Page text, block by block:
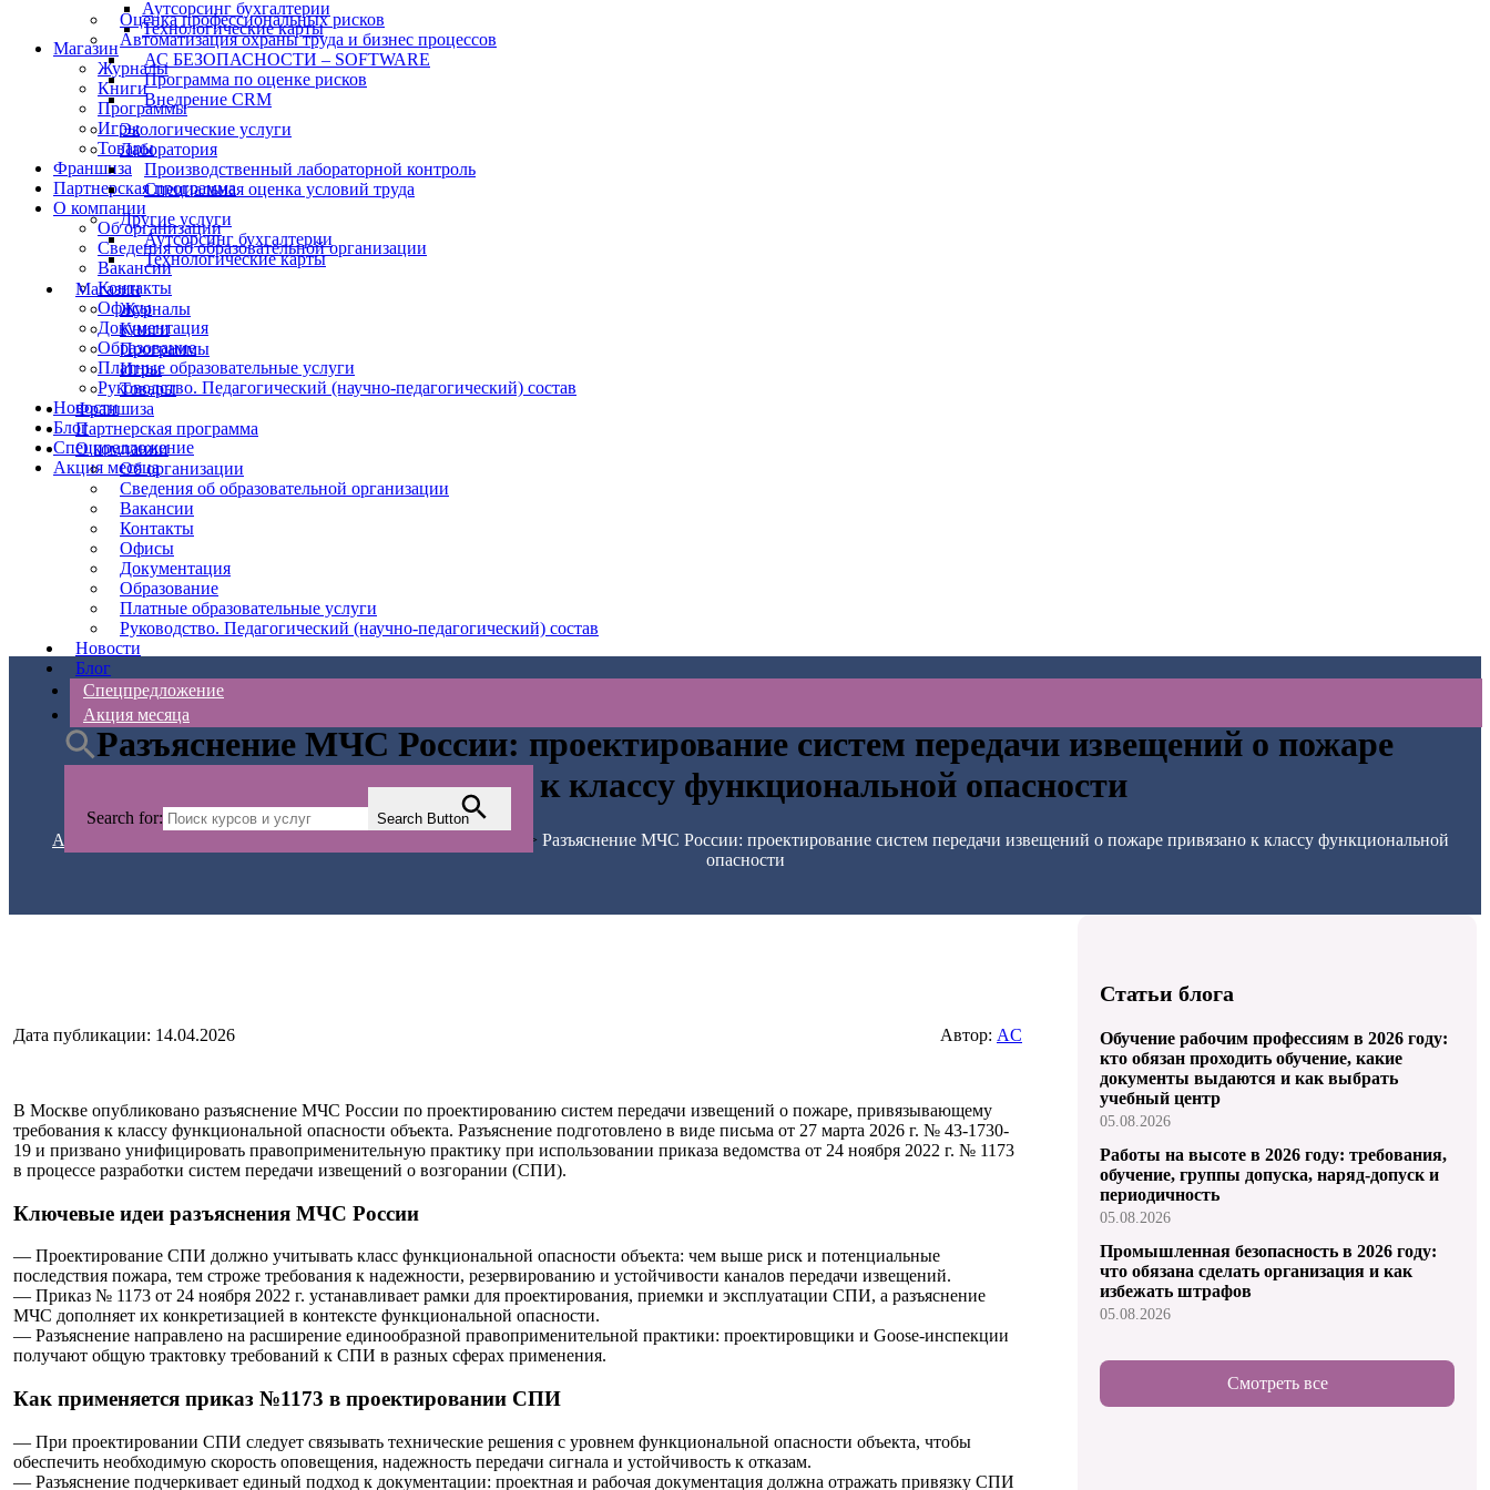
Аутсорсинг бухгалтерии
Технологические карты
Магазин
Журналы
Книги
Программы
Игры
Товары
Франшиза
Партнерская программа
О компании
Об организации
Сведения об образовательной организации
Вакансии
Контакты
Офисы
Документация
Образование
Платные образовательные услуги
Руководство. Педагогический (научно-педагогический) состав
Новости
Блог
Спецпредложение
Акция месяца
Оценка профессиональных рисков
Автоматизация охраны труда и бизнес процессов
АС БЕЗОПАСНОСТИ – SOFTWARE
Программа по оценке рисков
Внедрение CRM
Экологические услуги
Лаборатория
Производственный лабораторной контроль
Специальная оценка условий труда
Другие услуги
Аутсорсинг бухгалтерии
Технологические карты
Магазин
Журналы
Книги
Программы
Игры
Товары
Франшиза
Партнерская программа
О компании
Об организации
Сведения об образовательной организации
Вакансии
Контакты
Офисы
Документация
Образование
Платные образовательные услуги
Руководство. Педагогический (научно-педагогический) состав
Новости
Блог
Спецпредложение
Акция месяца
Search for: Search Button
Разъяснение МЧС России: проектирование систем передачи извещений о пожаре
привязано к классу функциональной опасности
АС Безопасности > Разъяснение МЧС России: проектирование систем передачи извещений о пожаре привязано к классу функциональной
опасности
Дата публикации: 14.04.2026 Автор: AC
В Москве опубликовано разъяснение МЧС России по проектированию систем передачи извещений о пожаре, привязывающему
требования к классу функциональной опасности объекта. Разъяснение подготовлено в виде письма от 27 марта 2026 г. № 43-1730-
19 и призвано унифицировать правоприменительную практику при использовании приказа ведомства от 24 ноября 2022 г. № 1173
в процессе разработки систем передачи извещений о возгорании (СПИ).
Ключевые идеи разъяснения МЧС России
— Проектирование СПИ должно учитывать класс функциональной опасности объекта: чем выше риск и потенциальные
последствия пожара, тем строже требования к надежности, резервированию и устойчивости каналов передачи извещений.
— Приказ № 1173 от 24 ноября 2022 г. устанавливает рамки для проектирования, приемки и эксплуатации СПИ, а разъяснение
МЧС дополняет их конкретизацией в контексте функциональной опасности.
— Разъяснение направлено на расширение единообразной правоприменительной практики: проектировщики и Goose-инспекции
получают общую трактовку требований к СПИ в разных сферах применения.
Как применяется приказ №1173 в проектировании СПИ
— При проектировании СПИ следует связывать технические решения с уровнем функциональной опасности объекта, чтобы
обеспечить необходимую скорость оповещения, надежность передачи сигнала и устойчивость к отказам.
— Разъяснение подчеркивает единый подход к документации: проектная и рабочая документация должна отражать привязку СПИ
Статьи блога
Обучение рабочим профессиям в 2026 году:
кто обязан проходить обучение, какие
документы выдаются и как выбрать
учебный центр
05.08.2026
Работы на высоте в 2026 году: требования,
обучение, группы допуска, наряд-допуск и
периодичность
05.08.2026
Промышленная безопасность в 2026 году:
что обязана сделать организация и как
избежать штрафов
05.08.2026
Смотреть все